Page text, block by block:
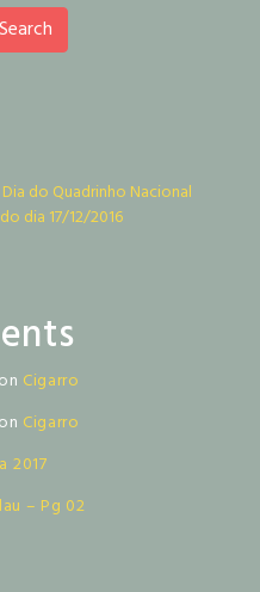
Search
do Quadrinho Nacional
dia 17/12/2016
on Cigarro
on Cigarro
2017
– Pg 02